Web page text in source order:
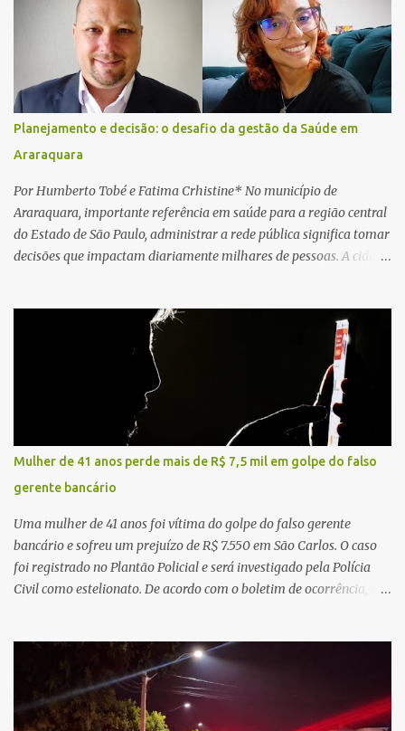
caminhão. Equipes de resgate foram rapidamente deslocadas ao
local e encontraram a vítima em parada cardiorrespiratória. Os
socorristas iniciaram imediatamente as manobras de reanimação
cardiopulmonar (RCP), porém, apesar de todos os esforços, o
motorista não respondeu aos procedimentos. Às 17h03, médicos
da Unidade de Suporte Avançado constataram o óbito da vítima.
Fonte: São Carlos Agora
Planejamento e decisão: o desafio da gestão da Saúde em
Araraquara
Por Humberto Tobé e Fatima Crhistine* No município de
Araraquara, importante referência em saúde para a região central
do Estado de São Paulo, administrar a rede pública significa tomar
decisões que impactam diariamente milhares de pessoas. A cidade
município, mas também de diversas cidades do entorno,
ampliando significativamente a responsabilidade da gestão sobre
o Sistema Único de Saúde (SUS). Nos últimos anos, o Governo
Federal tem ampliado investimentos destinados ao fortalecimento
da atenção básica, da infraestrutura hospitalar e da
regionalização dos serviços de saúde. Entretanto, em um cenário
de demandas crescentes e recursos necessariamente limitados, a
principal missão da gestão pública não é apenas investir mais,
mas decidir melhor onde investir para produzir o maior benefício
possível à população. Essa reflexão encontra respaldo tanto na
teoria da admini...
Mulher de 41 anos perde mais de R$ 7,5 mil em golpe do falso
gerente bancário
Uma mulher de 41 anos foi vítima do golpe do falso gerente
bancário e sofreu um prejuízo de R$ 7.550 em São Carlos. O caso
foi registrado no Plantão Policial e será investigado pela Polícia
Civil como estelionato. De acordo com o boletim de ocorrência, a
suspeito alegou que seria necessário atualizar o cadastro da conta
e passou a orientar a vítima sobre os procedimentos que deveriam
ser realizados. Dias depois, o golpista enviou um documento em
PDF simulando uma comunicação oficial da instituição financeira.